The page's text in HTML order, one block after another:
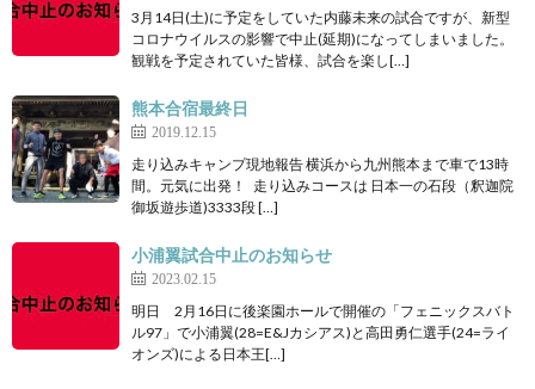
3月14日(土)に予定をしていた内藤未来の試合ですが、新型
コロナウイルスの影響で中止(延期)になってしまいました。
観戦を予定されていた皆様、試合を楽し[…]
熊本合宿最終日
2019.12.15
走り込みキャンプ現地報告 横浜から九州熊本まで車で13時
間。元気に出発！ 走り込みコースは 日本一の石段（釈迦院
御坂遊歩道)3333段 […]
小浦翼試合中止のお知らせ
2023.02.15
明日 2月16日に後楽園ホールで開催の「フェニックスバト
ル97」で小浦翼(28=E&Jカシアス)と高田勇仁選手(24=ライ
オンズ)による日本王[…]